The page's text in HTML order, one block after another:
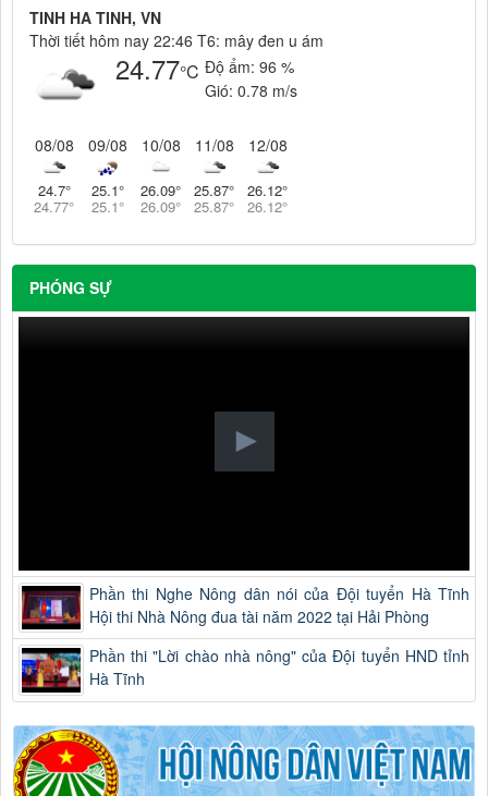
TINH HA TINH, VN
Thời tiết hôm nay 22:46 T6: mây đen u ám
24.77°C Độ ẩm: 96 %
Gió: 0.78 m/s
08/08
24.7°
24.77°
09/08
25.1°
25.1°
10/08
26.09°
26.09°
11/08
25.87°
25.87°
12/08
26.12°
26.12°
PHÓNG SỰ
Phần thi Nghe Nông dân nói của Đội tuyển Hà Tĩnh
Hội thi Nhà Nông đua tài năm 2022 tại Hải Phòng
Phần thi "Lời chào nhà nông" của Đội tuyển HND tỉnh
Hà Tĩnh